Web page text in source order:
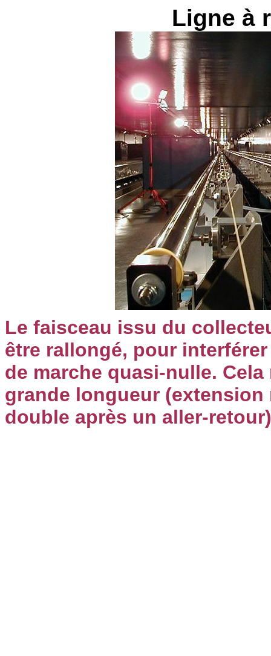
Ligne à
Le faisceau issu du
être rallongé, pour
de marche quasi-nulle.
grande longueur (extension
double après un aller-